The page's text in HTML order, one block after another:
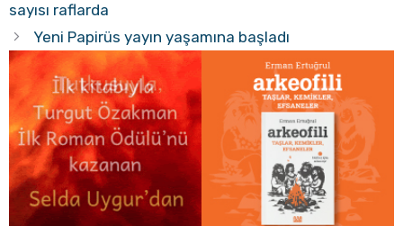
sayısı raflarda
Yeni Papirüs yayın yaşamına başladı